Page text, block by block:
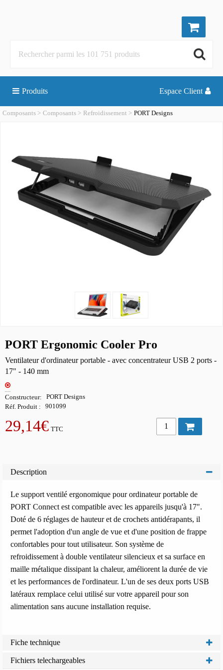
Produits Espace Client
Composants Composants Refroidissement PORT Designs
PORT Ergonomic Cooler Pro
Ventilateur d'ordinateur portable - avec concentrateur USB 2 ports -
17" - 140 mm
Constructeur PORT Designs
Réf. Produit 901099
29,14€ TTC
Description
Le support ventilé ergonomique pour ordinateur portable de
PORT Connect est compatible avec les appareils jusqu'à 17".
Doté de 6 réglages de hauteur et de crochets antidérapants, il
permet l'adoption d'un angle de vue et d'une position de frappe
confortables pour tout utilisateur. Son système de
refroidissement à double ventilateur silencieux et sa surface en
maille métalique dissipant la chaleur, améliorent la durée de vie
et les performances de l'ordinateur. L'un de ses deux ports USB
latéraux remplace celui utilisé sur votre appareil pour son
alimentation sans aucune installation requise.
Fiche technique
Fichiers telechargeables